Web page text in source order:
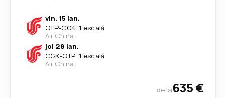
vin. 15 ian.
OTP-CGK· 1 escală
Air China
joi 28 ian.
CGK-OTP· 1 escală
Air China
de la635 €